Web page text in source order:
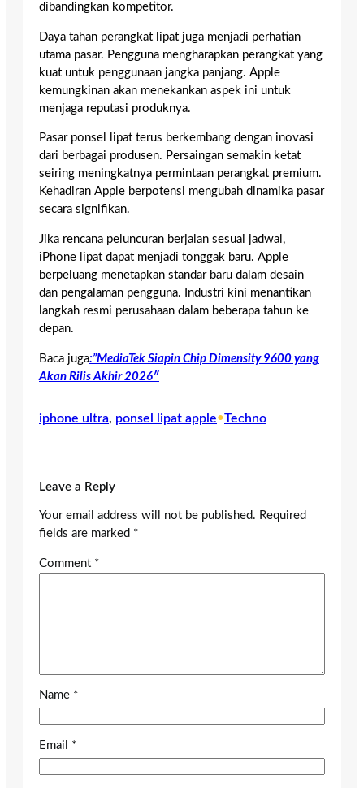
dibandingkan kompetitor.
Daya tahan perangkat lipat juga menjadi perhatian
utama pasar. Pengguna mengharapkan perangkat yang
kuat untuk penggunaan jangka panjang. Apple
kemungkinan akan menekankan aspek ini untuk
menjaga reputasi produknya.
Pasar ponsel lipat terus berkembang dengan inovasi
dari berbagai produsen. Persaingan semakin ketat
seiring meningkatnya permintaan perangkat premium.
Kehadiran Apple berpotensi mengubah dinamika pasar
secara signifikan.
Jika rencana peluncuran berjalan sesuai jadwal,
iPhone lipat dapat menjadi tonggak baru. Apple
berpeluang menetapkan standar baru dalam desain
dan pengalaman pengguna. Industri kini menantikan
langkah resmi perusahaan dalam beberapa tahun ke
depan.
Baca juga:”MediaTek Siapin Chip Dimensity 9600 yang
Akan Rilis Akhir 2026″
iphone ultra, ponsel lipat apple•Techno
Leave a Reply
Your email address will not be published. Required
fields are marked *
Comment *
Name *
Email *